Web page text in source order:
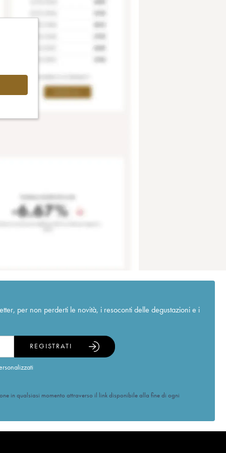
per non perderti le novità, i resoconti delle degustazioni e i
REGISTRATI
in qualsiasi momento attraverso il link disponibile alla fine di ogni